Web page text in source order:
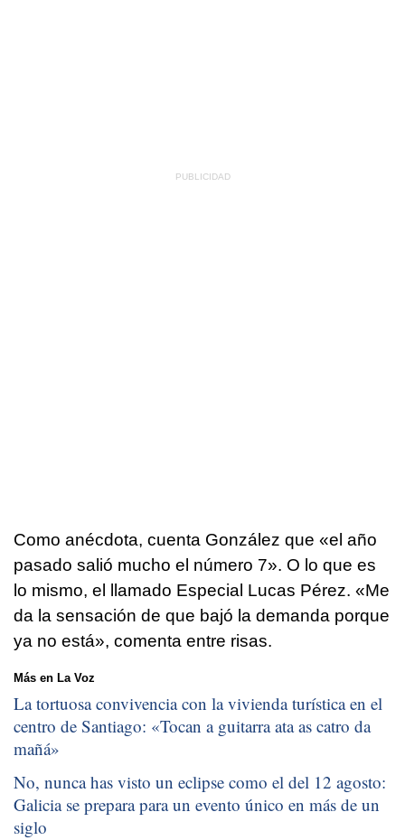
Como anécdota, cuenta González que «el año
pasado salió mucho el número 7». O lo que es
lo mismo, el llamado Especial Lucas Pérez. «Me
da la sensación de que bajó la demanda porque
ya no está», comenta entre risas.
Más en La Voz
La tortuosa convivencia con la vivienda turística en el
centro de Santiago: «Tocan a guitarra ata as catro da
mañá»
No, nunca has visto un eclipse como el del 12 agosto:
Galicia se prepara para un evento único en más de un
siglo